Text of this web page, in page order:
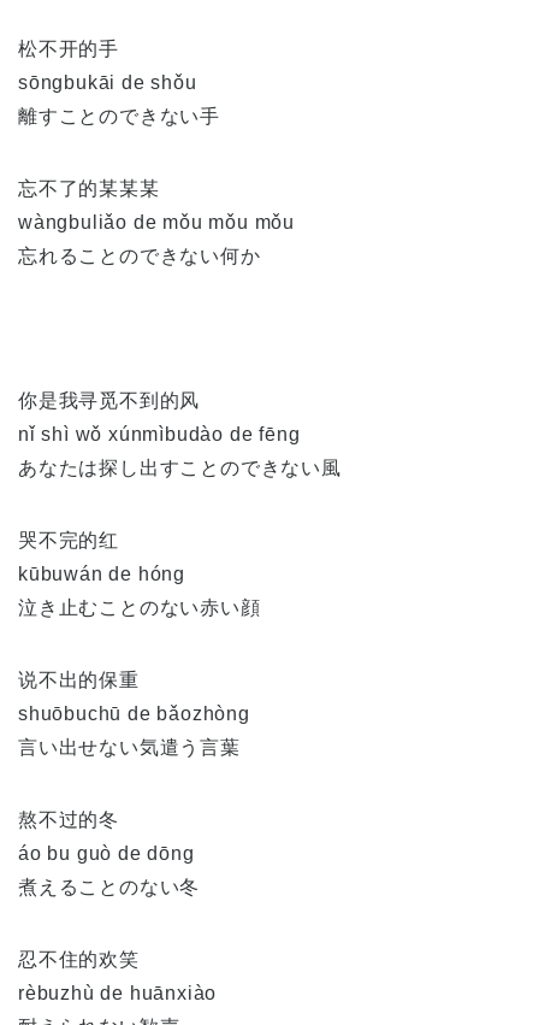
松不开的手
sōngbukāi de shǒu
離すことのできない手
忘不了的某某某
wàngbuliǎo de mǒu mǒu mǒu
忘れることのできない何か
你是我寻觅不到的风
nǐ shì wǒ xúnmìbudào de fēng
あなたは探し出すことのできない風
哭不完的红
kūbuwán de hóng
泣き止むことのない赤い顔
说不出的保重
shuōbuchū de bǎozhòng
言い出せない気遣う言葉
熬不过的冬
áo bu guò de dōng
煮えることのない冬
忍不住的欢笑
rèbuzhù de huānxiào